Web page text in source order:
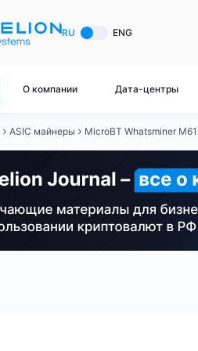
RU ENG
О компании Дата-центры
Canaan
Innosilicon
Готовый
Готовый
Готовый
Готовый
Готовый
ASIC майнеры MicroBT Whatsminer